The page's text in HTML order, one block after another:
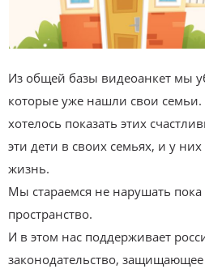
Из общей базы видеоанкет мы
которые уже нашли свои
хотелось показать этих
эти дети в своих семьях, и у них
жизнь.
Мы стараемся не нарушать
пространство.
И в этом нас поддерживает
законодательство,